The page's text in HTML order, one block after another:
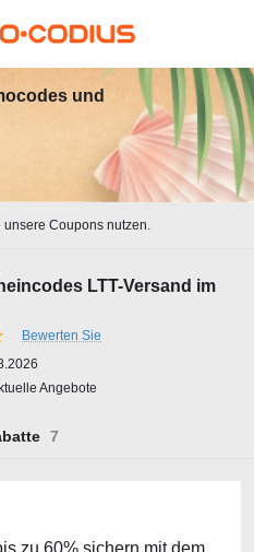
und
Coupons nutzen.
LTT-Versand im
Bewerten Sie
Angebote
zu 60% sichern mit dem